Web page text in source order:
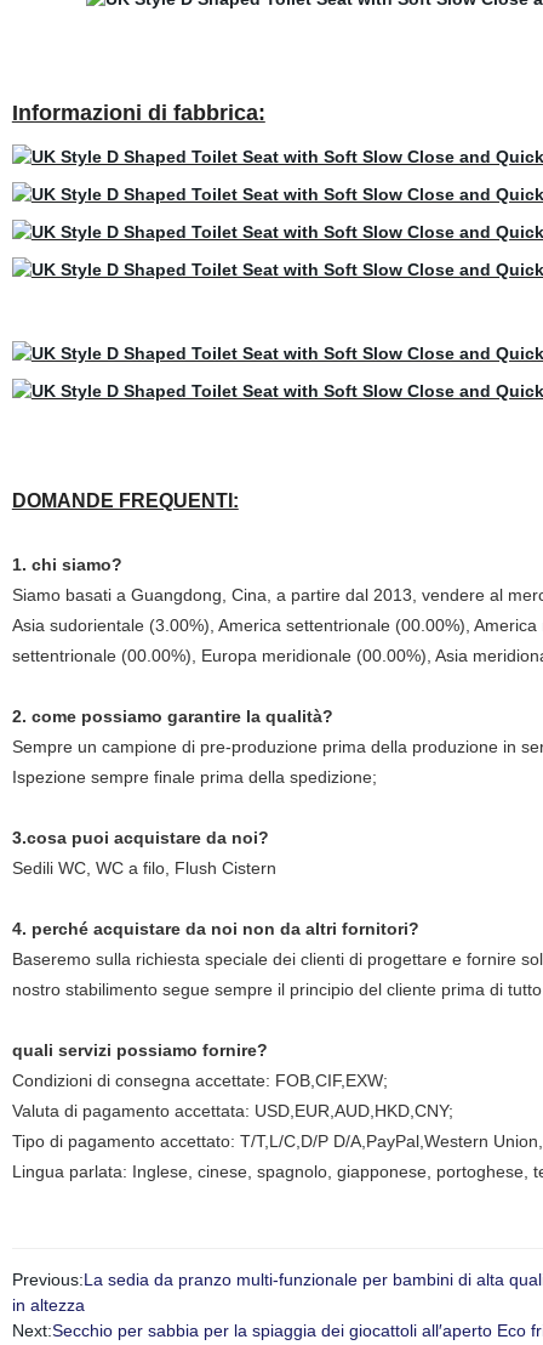
Informazioni di fabbrica:
DOMANDE FREQUENTI:
1. chi siamo?
Siamo basati a Guangdong, Cina, a partire dal 2013, vendere al
Asia sudorientale (3.00%), America settentrionale (00.00%),
settentrionale (00.00%), Europa meridionale (00.00%), Asia
2. come possiamo garantire la qualità?
Sempre un campione di pre-produzione prima della produzione in
Ispezione sempre finale prima della spedizione;
3.cosa puoi acquistare da noi?
Sedili WC, WC a filo, Flush Cistern
4. perché acquistare da noi non da altri fornitori?
Baseremo sulla richiesta speciale dei clienti di progettare e fornire
nostro stabilimento segue sempre il principio del cliente prima di
quali servizi possiamo fornire?
Condizioni di consegna accettate: FOB,CIF,EXW;
Valuta di pagamento accettata: USD,EUR,AUD,HKD,CNY;
Tipo di pagamento accettato: T/T,L/C,D/P D/A,PayPal,Western
Lingua parlata: Inglese, cinese, spagnolo, giapponese, portoghese,
Previous:La sedia da pranzo multi-funzionale per bambini di alta
in altezza
Next:Secchio per sabbia per la spiaggia dei giocattoli all′aperto